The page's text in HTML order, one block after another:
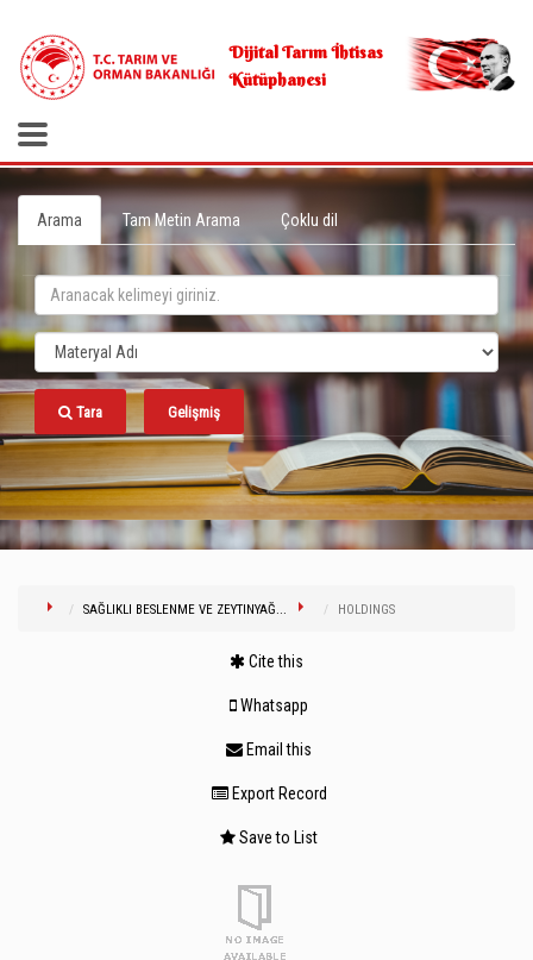
Dijital Tarım İhtisas
Kütüphanesi
Arama Tam Metin Arama Çoklu dil
Tara Gelişmiş
SAĞLIKLI BESLENME VE ZEYTINYAĞ... HOLDINGS
Cite this
Whatsapp
Email this
Export Record
Save to List